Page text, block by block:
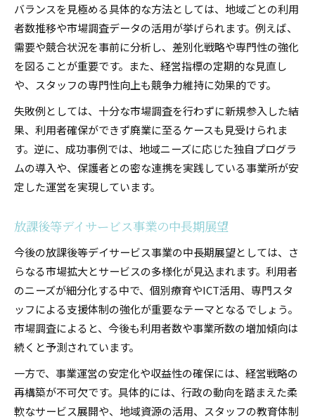
バランスを見極める具体的な方法としては、地域ごとの利用
者数推移や市場調査データの活用が挙げられます。例えば、
需要や競合状況を事前に分析し、差別化戦略や専門性の強化
を図ることが重要です。また、経営指標の定期的な見直し
や、スタッフの専門性向上も競争力維持に効果的です。
失敗例としては、十分な市場調査を行わずに新規参入した結
果、利用者確保ができず廃業に至るケースも見受けられま
す。逆に、成功事例では、地域ニーズに応じた独自プログラ
ムの導入や、保護者との密な連携を実践している事業所が安
定した運営を実現しています。
放課後等デイサービス事業の中長期展望
今後の放課後等デイサービス事業の中長期展望としては、さ
らなる市場拡大とサービスの多様化が見込まれます。利用者
のニーズが細分化する中で、個別療育やICT活用、専門スタ
ッフによる支援体制の強化が重要なテーマとなるでしょう。
市場調査によると、今後も利用者数や事業所数の増加傾向は
続くと予測されています。
一方で、事業運営の安定化や収益性の確保には、経営戦略の
再構築が不可欠です。具体的には、行政の動向を踏まえた柔
軟なサービス展開や、地域資源の活用、スタッフの教育体制